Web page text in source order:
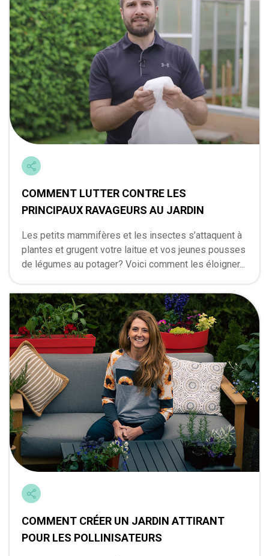
COMMENT LUTTER CONTRE LES
PRINCIPAUX RAVAGEURS AU JARDIN
Les petits mammifères et les insectes s’attaquent à
plantes et grugent votre laitue et vos jeunes pousses
de légumes au potager? Voici comment les éloigner...
COMMENT CRÉER UN JARDIN ATTIRANT
POUR LES POLLINISATEURS